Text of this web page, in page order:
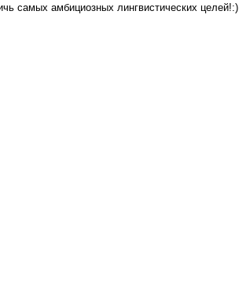
самых амбициозных лингвистических целей!:)